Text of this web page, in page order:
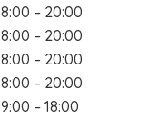
8:00 – 20:00
8:00 – 20:00
8:00 – 20:00
8:00 – 20:00
9:00 – 18:00